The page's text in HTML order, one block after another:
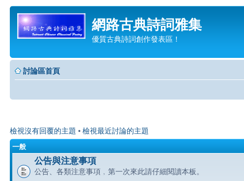
網路古典詩詞雅集
優質古典詩詞創作發表區！
討論區首頁
檢視沒有回覆的主題 • 檢視最近討論的主題
一般
公告與注意事項
公告、各類注意事項﹐第一次來此請仔細閱讀本板。